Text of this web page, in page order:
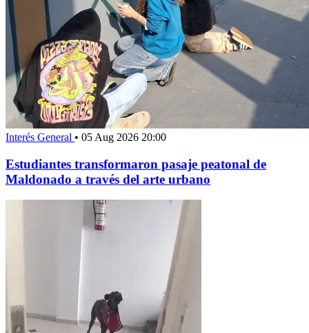
Interés General • 05 Aug 2026 20:00
Estudiantes transformaron pasaje peatonal de
Maldonado a través del arte urbano